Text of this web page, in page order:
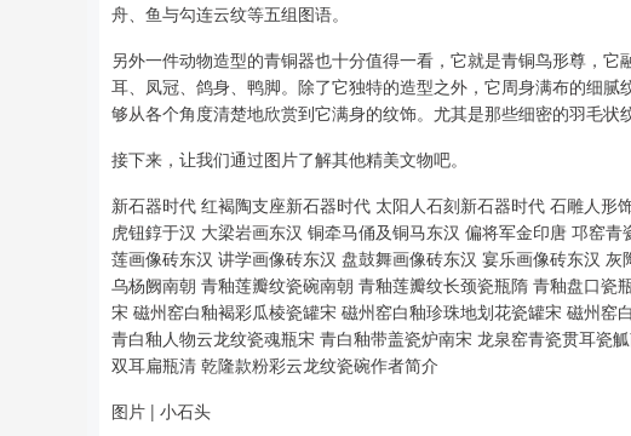
舟、鱼与勾连云纹等五组图语。
另外一件动物造型的青铜器也十分值得一看，它就是青铜鸟形尊，
耳、凤冠、鸽身、鸭脚。除了它独特的造型之外，它周身满布的细
够从各个角度清楚地欣赏到它满身的纹饰。尤其是那些细密的羽毛状
接下来，让我们通过图片了解其他精美文物吧。
新石器时代 红褐陶支座新石器时代 太阳人石刻新石器时代 石雕人
虎钮錞于汉 大梁岩画东汉 铜牵马俑及铜马东汉 偏将军金印唐 邛窑
莲画像砖东汉 讲学画像砖东汉 盘鼓舞画像砖东汉 宴乐画像砖东汉
乌杨阙南朝 青釉莲瓣纹瓷碗南朝 青釉莲瓣纹长颈瓷瓶隋 青釉盘口
宋 磁州窑白釉褐彩瓜棱瓷罐宋 磁州窑白釉珍珠地划花瓷罐宋 磁州
青白釉人物云龙纹瓷魂瓶宋 青白釉带盖瓷炉南宋 龙泉窑青瓷贯耳瓷
双耳扁瓶清 乾隆款粉彩云龙纹瓷碗作者简介
图片 | 小石头